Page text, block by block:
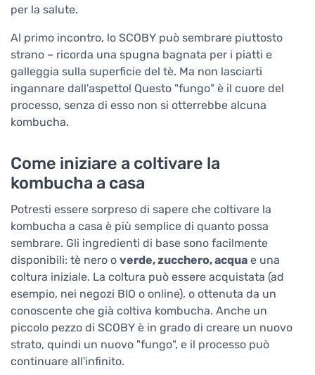
per la salute.
Al primo incontro, lo SCOBY può sembrare piuttosto
strano – ricorda una spugna bagnata per i piatti e
galleggia sulla superficie del tè. Ma non lasciarti
ingannare dall'aspetto! Questo "fungo" è il cuore del
processo, senza di esso non si otterrebbe alcuna
kombucha.
Come iniziare a coltivare la
kombucha a casa
Potresti essere sorpreso di sapere che coltivare la
kombucha a casa è più semplice di quanto possa
sembrare. Gli ingredienti di base sono facilmente
disponibili: tè nero o verde, zucchero, acqua e una
coltura iniziale. La coltura può essere acquistata (ad
esempio, nei negozi BIO o online), o ottenuta da un
conoscente che già coltiva kombucha. Anche un
piccolo pezzo di SCOBY è in grado di creare un nuovo
strato, quindi un nuovo "fungo", e il processo può
continuare all'infinito.